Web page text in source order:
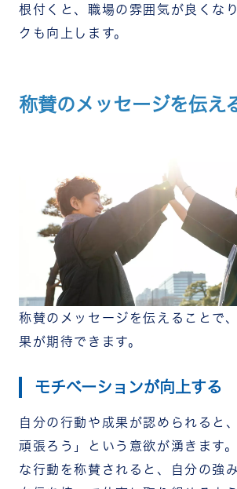
根付くと、職場の雰囲気が良くな
クも向上します。
称賛のメッセージを伝え
称賛のメッセージを伝えることで
果が期待できます。
モチベーションが向上する
自分の行動や成果が認められると
頑張ろう」という意欲が湧きます
な行動を称賛されると、自分の強